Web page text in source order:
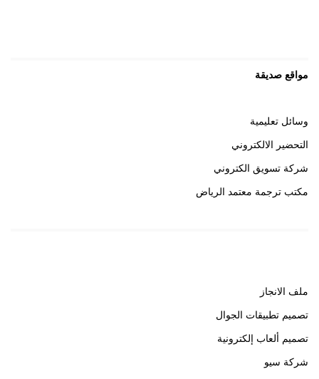
مواقع صديقة
وسائل تعليمية
التحضير الالكتروني
شركة تسويق الكتروني
مكتب ترجمة معتمد الرياض
ملف الانجاز
تصميم تطبيقات الجوال
تصميم ألعاب إلكترونية
شركة سيو